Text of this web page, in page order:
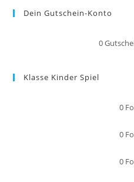
Dein Gutschein-Konto
0
Klasse Kinder Spiel
0
0
0